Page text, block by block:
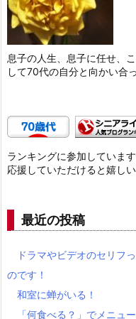
息子の人生、息子に任せ、
して70代の自分と向かい合
ランキングに参加しています
応援していただけると嬉しい
最近の投稿
ドラマやビデオのセリフ
のです！
和室に蝉がいる！
「何食べる？」でメニュ